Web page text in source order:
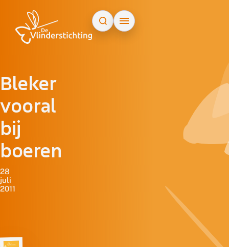
Bleker
vooral
bij
boeren
28
juli
2011